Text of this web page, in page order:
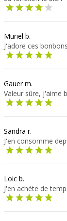
Muriel b.
J'adore ces
Gauer m.
Valeur sûre, j'aime
Sandra r.
J'en consomme
Loic b.
J'en achéte de